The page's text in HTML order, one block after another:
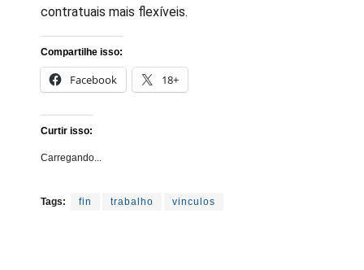
contratuais mais flexíveis.
Compartilhe isso:
Facebook 18+
Curtir isso:
Carregando...
Tags: fin trabalho vinculos